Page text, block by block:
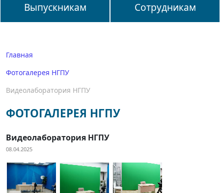
Выпускникам Сотрудникам
Главная
Фотогалерея НГПУ
Видеолаборатория НГПУ
ФОТОГАЛЕРЕЯ НГПУ
Видеолаборатория НГПУ
08.04.2025